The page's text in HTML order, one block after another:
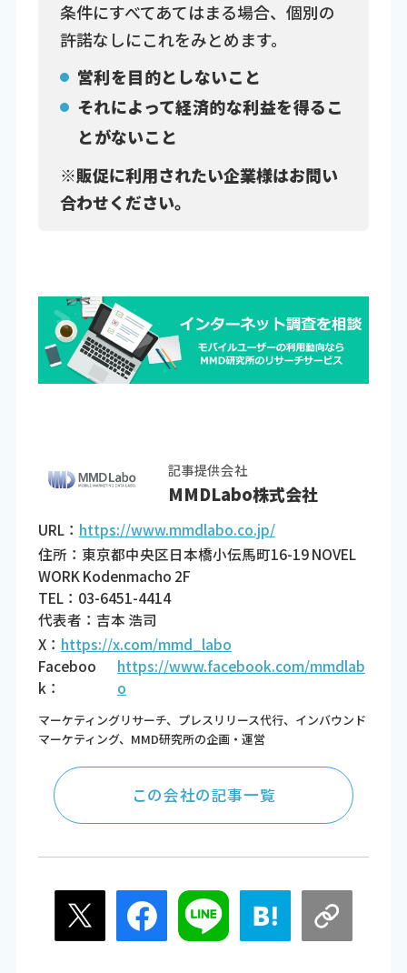
条件にすべてあてはまる場合、個別の
許諾なしにこれをみとめます。
営利を目的としないこと
それによって経済的な利益を得るこ
とがないこと
※販促に利用されたい企業様はお問い
合わせください。
記事提供会社
MMDLabo株式会社
URL： https://www.mmdlabo.co.jp/
住所：東京都中央区日本橋小伝馬町16-19 NOVEL
WORK Kodenmacho 2F
TEL：03-6451-4414
代表者：吉本 浩司
X： https://x.com/mmd_labo
Faceboo
k：
https://www.facebook.com/mmdlab
o
マーケティングリサーチ、プレスリリース代行、インバウンド
マーケティング、MMD研究所の企画・運営
この会社の記事一覧